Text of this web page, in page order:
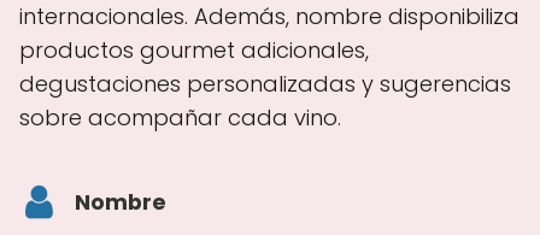
internacionales. Además, nombre disponibiliza
productos gourmet adicionales,
degustaciones personalizadas y sugerencias
sobre acompañar cada vino.
Nombre